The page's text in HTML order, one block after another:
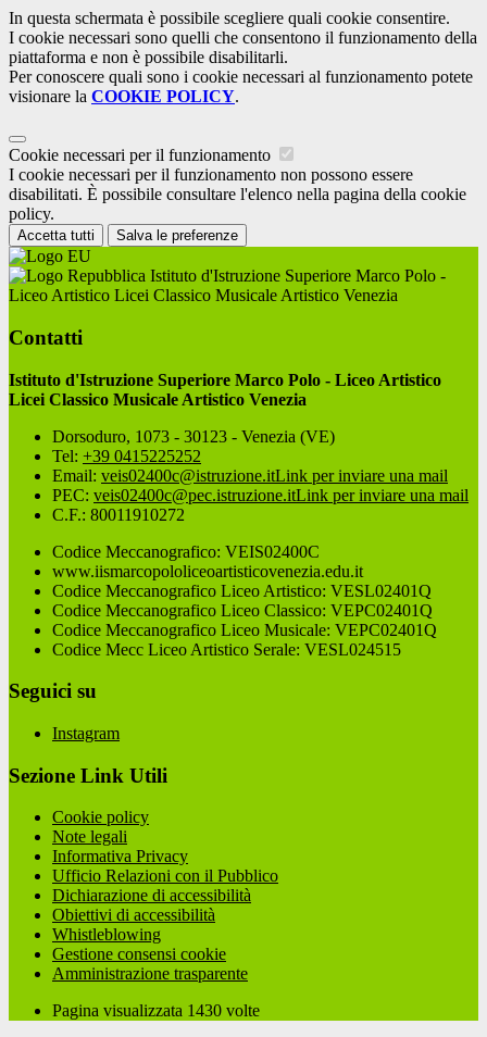
In questa schermata è possibile scegliere quali cookie consentire.
I cookie necessari sono quelli che consentono il funzionamento della
piattaforma e non è possibile disabilitarli.
Per conoscere quali sono i cookie necessari al funzionamento potete
visionare la COOKIE POLICY.
Cookie necessari per il funzionamento
I cookie necessari per il funzionamento non possono essere
disabilitati. È possibile consultare l'elenco nella pagina della cookie
policy.
Accetta tutti Salva le preferenze
Istituto d'Istruzione Superiore Marco Polo -
Liceo Artistico Licei Classico Musicale Artistico Venezia
Contatti
Istituto d'Istruzione Superiore Marco Polo - Liceo Artistico
Licei Classico Musicale Artistico Venezia
Dorsoduro, 1073 - 30123 - Venezia (VE)
Tel: +39 0415225252
Email: veis02400c@istruzione.itLink per inviare una mail
PEC: veis02400c@pec.istruzione.itLink per inviare una mail
C.F.: 80011910272
Codice Meccanografico: VEIS02400C
www.iismarcopololiceoartisticovenezia.edu.it
Codice Meccanografico Liceo Artistico: VESL02401Q
Codice Meccanografico Liceo Classico: VEPC02401Q
Codice Meccanografico Liceo Musicale: VEPC02401Q
Codice Mecc Liceo Artistico Serale: VESL024515
Seguici su
Instagram
Sezione Link Utili
Cookie policy
Note legali
Informativa Privacy
Ufficio Relazioni con il Pubblico
Dichiarazione di accessibilità
Obiettivi di accessibilità
Whistleblowing
Gestione consensi cookie
Amministrazione trasparente
Pagina visualizzata 1430 volte